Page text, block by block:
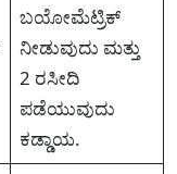
ಬಯೋಮೆಟ್ರಿಕ್
ನೀಡುವುದು ಮತ್ತು
2 ರಸೀದಿ
ಪಡೆಯುವುದು
ಕಡ್ಡಾಯ.